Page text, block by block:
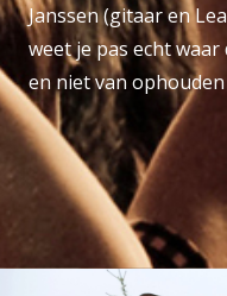
Janssen (gitaar en
weet je pas echt
en niet van